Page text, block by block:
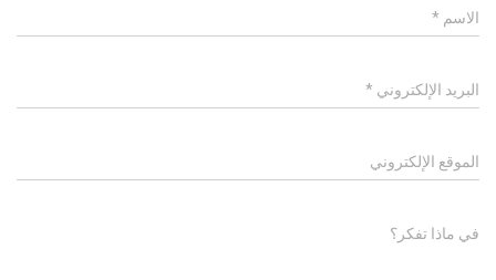
الاسم *
البريد الإلكتروني *
الموقع الإلكتروني
في ماذا تفكر؟